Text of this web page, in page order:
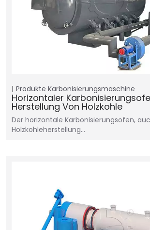
Produkte Karbonisierungsmaschine
Horizontaler
Herstellung Von Holzkohle
Der horizontale Karbonisierungsofen,
Holzkohleherstellung…